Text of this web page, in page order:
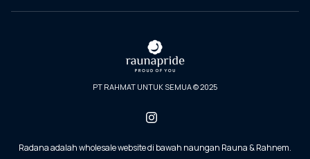
PT RAHMAT UNTUK SEMUA © 2025
Radana adalah wholesale website di bawah naungan Rauna & Rahnem.